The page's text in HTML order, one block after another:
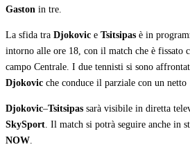
Gaston in tre.
La sfida tra Djokovic e Tsitsipas è in
intorno alle ore 18, con il match che è fissato
campo Centrale. I due tennisti si sono
Djokovic che conduce il parziale con un netto
Djokovic–Tsitsipas sarà visibile in diretta
SkySport. Il match si potrà seguire anche in
NOW.